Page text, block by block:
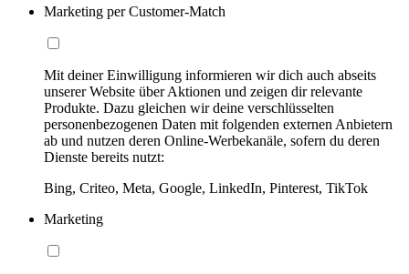
Marketing per Customer-Match
Mit deiner Einwilligung informieren wir dich auch abseits
unserer Website über Aktionen und zeigen dir relevante
Produkte. Dazu gleichen wir deine verschlüsselten
personenbezogenen Daten mit folgenden externen Anbietern
ab und nutzen deren Online-Werbekanäle, sofern du deren
Dienste bereits nutzt:
Bing, Criteo, Meta, Google, LinkedIn, Pinterest, TikTok
Marketing